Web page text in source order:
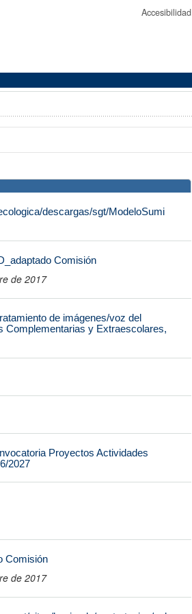
Accesibilidad
descargas/sgt/ModeloSumi
Comisión
de 2017
de imágenes/voz del
Complementarias y Extraescolares,
Proyectos Actividades
2027
Comisión
de 2017